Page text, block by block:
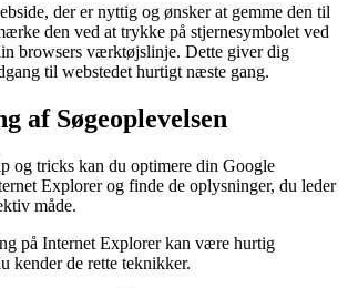
der er nyttig og ønsker at gemme den til
den ved at trykke på stjernesymbolet ved
browsers værktøjslinje. Dette giver dig
til webstedet hurtigt næste gang.
af Søgeoplevelsen
og tricks kan du optimere din Google
Explorer og finde de oplysninger, du leder
måde.
på Internet Explorer kan være hurtig
kender de rette teknikker.